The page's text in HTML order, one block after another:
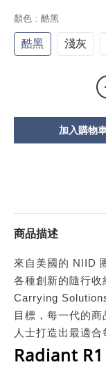
顏色 : 酷黑
酷黑 淺灰
加入購物
商品描述
來自美國的 NIID
各種創新的隨行
Carrying
目標，每一代的
人士打造出最適合
Radiant